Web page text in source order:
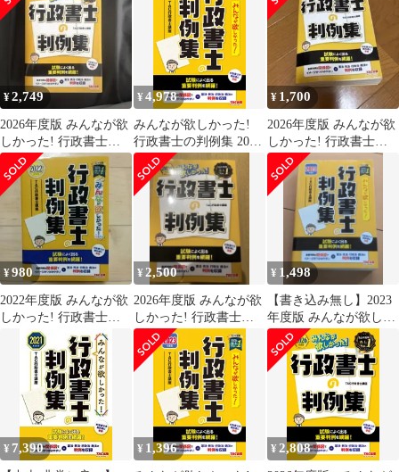
¥2,749
2026年度版 みんなが欲
しかった! 行政書士の
判例集
¥4,978
みんなが欲しかった!
行政書士の判例集 2023
年度 [行政書士の教科
書に準拠 試験によく出
る重要判例を網羅！]
(TAC出版) (みんなが欲
しかった! シリーズ)
¥ 1,700
2026年度版 みんなが欲
しかった! 行政書士の
判例集
¥980
2022年度版 みんなが欲
しかった! 行政書士の
判例集
¥ 2,500
2026年度版 みんなが欲
しかった! 行政書士の
判例集
¥ 1,498
【書き込み無し】2023
年度版 みんなが欲しか
った! 行政書士の判例
集
¥ 7,390 ¥ 1,396 ¥2,808